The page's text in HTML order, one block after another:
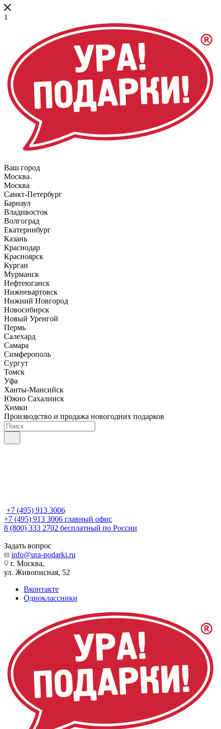
1
Ваш город
Москва
Москва
Санкт-Петербург
Барнаул
Владивосток
Волгоград
Екатеринбург
Казань
Краснодар
Красноярск
Курган
Мурманск
Нефтеюганск
Нижневартовск
Нижний Новгород
Новосибирск
Новый Уренгой
Пермь
Салехард
Самара
Симферополь
Сургут
Томск
Уфа
Ханты-Мансийск
Южно Сахалинск
Химки
Производство и продажа новогодних подарков
+7 (495) 913 3006
+7 (495) 913 3006 главный офис
8 (800) 333 2702 бесплатный по России
Задать вопрос
info@ura-podarki.ru
г. Москва,
ул. Живописная, 52
Вконтакте
Одноклассники